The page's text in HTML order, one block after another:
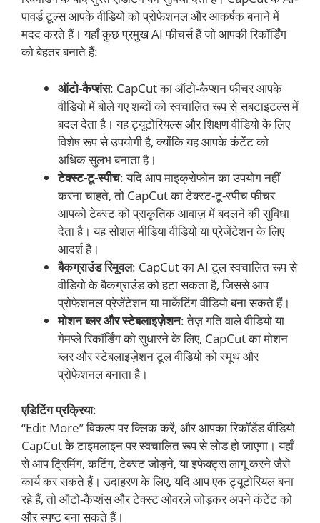
पावर्ड टूल्स आपके वीडियो को प्रोफेशनल और आकर्षक बनाने में
मदद करते हैं। यहाँ कुछ प्रमुख AI फीचर्स हैं जो आपकी रिकॉर्डिंग
को बेहतर बनाते हैं:
ऑटो-कैप्शंस: CapCut का ऑटो-कैप्शन फीचर आपके
वीडियो में बोले गए शब्दों को स्वचालित रूप से सबटाइटल्स में
बदल देता है। यह ट्यूटोरियल्स और शिक्षण वीडियो के लिए
विशेष रूप से उपयोगी है, क्योंकि यह आपके कंटेंट को
अधिक सुलभ बनाता है।
टेक्स्ट-टू-स्पीच: यदि आप माइक्रोफोन का उपयोग नहीं
करना चाहते, तो CapCut का टेक्स्ट-टू-स्पीच फीचर
आपको टेक्स्ट को प्राकृतिक आवाज़ में बदलने की सुविधा
देता है। यह सोशल मीडिया वीडियो या प्रेजेंटेशन के लिए
आदर्श है।
बैकग्राउंड रिमूवल: CapCut का AI टूल स्वचालित रूप से
वीडियो के बैकग्राउंड को हटा सकता है, जिससे आप
प्रोफेशनल प्रेजेंटेशन या मार्केटिंग वीडियो बना सकते हैं।
मोशन ब्लर और स्टेबलाइज़ेशन: तेज़ गति वाले वीडियो या
गेमप्ले रिकॉर्डिंग को सुधारने के लिए, CapCut का मोशन
ब्लर और स्टेबलाइज़ेशन टूल वीडियो को स्मूथ और
प्रोफेशनल बनाता है।
एडिटिंग प्रक्रिया:
“Edit More” विकल्प पर क्लिक करें, और आपका रिकॉर्डेड वीडियो
CapCut के टाइमलाइन पर स्वचालित रूप से लोड हो जाएगा। यहाँ
से आप ट्रिमिंग, कटिंग, टेक्स्ट जोड़ने, या इफेक्ट्स लागू करने जैसे
कार्य कर सकते हैं। उदाहरण के लिए, यदि आप एक ट्यूटोरियल बना
रहे हैं, तो ऑटो-कैप्शंस और टेक्स्ट ओवरले जोड़कर अपने कंटेंट को
और स्पष्ट बना सकते हैं।